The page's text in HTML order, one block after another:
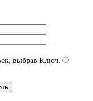
выбрав Ключ.